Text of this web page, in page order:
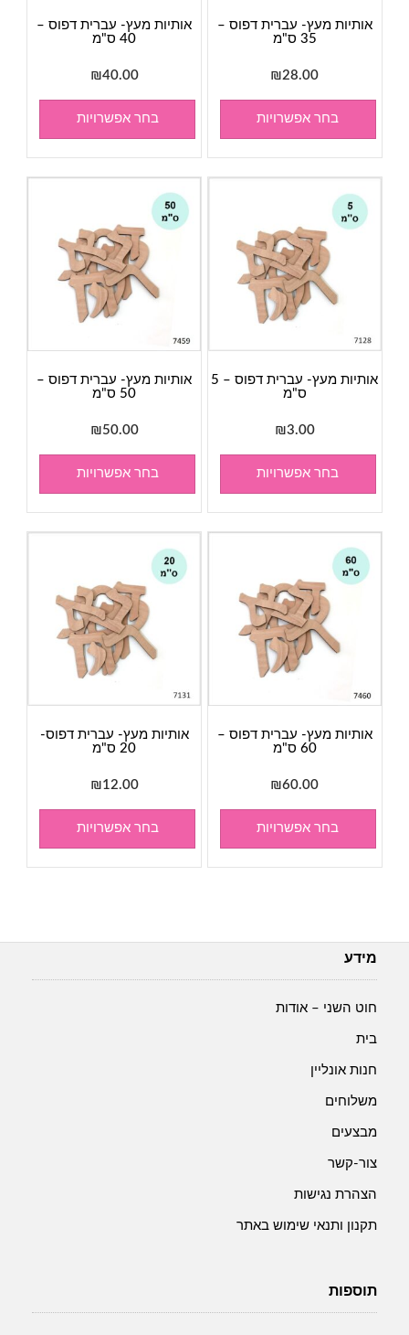
אותיות מעץ- עברית דפוס –
35 ס"מ
₪28.00
בחר אפשרויות
אותיות מעץ- עברית דפוס –
40 ס"מ
₪40.00
בחר אפשרויות
אותיות מעץ- עברית דפוס – 5
ס"מ
₪3.00
בחר אפשרויות
אותיות מעץ- עברית דפוס –
50 ס"מ
₪50.00
בחר אפשרויות
אותיות מעץ- עברית דפוס –
60 ס"מ
₪60.00
בחר אפשרויות
אותיות מעץ- עברית דפוס-
20 ס"מ
₪12.00
בחר אפשרויות
מידע
חוט השני – אודות
בית
חנות אונליין
משלוחים
מבצעים
צור-קשר
הצהרת נגישות
תקנון ותנאי שימוש באתר
תוספות